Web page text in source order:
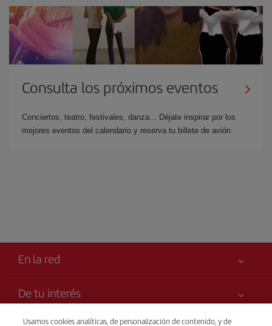
Consulta los próximos eventos
Conciertos, teatro, festivales, danza... Déjate inspirar por los
mejores eventos del calendario y reserva tu billete de avión
En la red
De tu interés
Usamos cookies analíticas, de personalización de contenido, y de